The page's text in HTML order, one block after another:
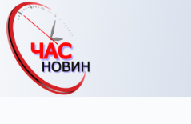
Перейти
до
вмісту